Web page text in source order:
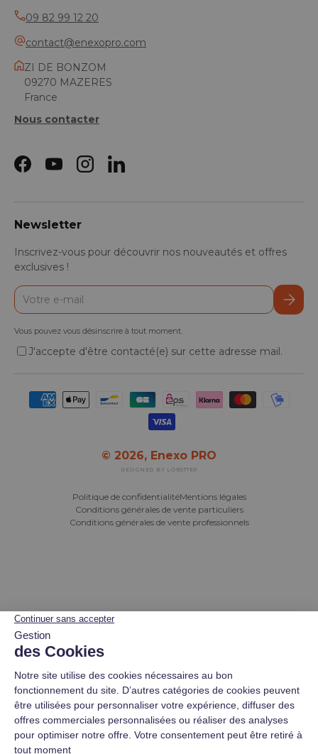
09 82 99 12 20
contact@enexopro.com
ZI DE BONZOM
09270 MAZERES
France
Nous contacter
Facebook
YouTubeInstagramLinkedIn
Newsletter
Inscrivez-vous pour découvrir nos nouveautés et offres
exclusives !
E-mail
Vous pouvez vous désinscrire à tout moment.
J'accepte d'être contacté(e) sur cette adresse mail.
Moyens de paiement acceptés
© 2026, Enexo PRO
DESIGNED BY LOBSTTER
Politique de confidentialitéMentions légales
Conditions générales de vente particuliers
Conditions générales de vente professionnels